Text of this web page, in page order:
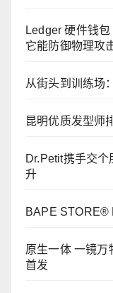
Ledger 硬件钱
它能防御物理攻
从街头到训练场
昆明优质发型师
Dr.Petit携手交
升
BAPE STORE®
原生一体 一镜万
首发